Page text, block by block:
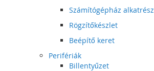
Számítógépház alkatrész
Rögzítőkészlet
Beépítő keret
Perifériák
Billentyűzet